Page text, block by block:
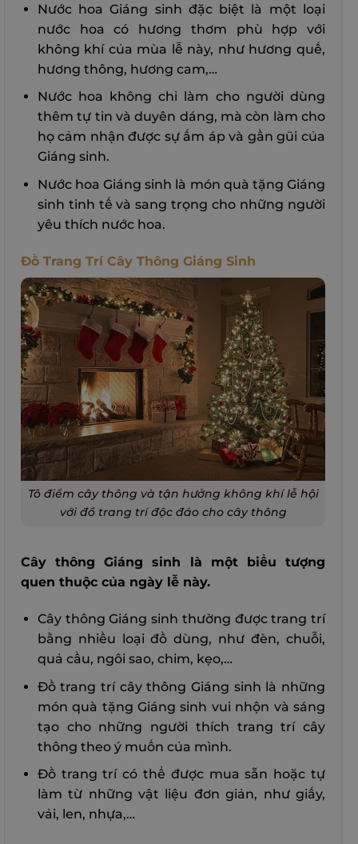
Nước hoa Giáng sinh đặc biệt là một loại
nước hoa có hương thơm phù hợp với
không khí của mùa lễ này, như hương quế,
hương thông, hương cam,…
Nước hoa không chỉ làm cho người dùng
thêm tự tin và duyên dáng, mà còn làm cho
họ cảm nhận được sự ấm áp và gần gũi của
Giáng sinh.
Nước hoa Giáng sinh là món quà tặng Giáng
sinh tinh tế và sang trọng cho những người
yêu thích nước hoa.
Đồ Trang Trí Cây Thông Giáng Sinh
Tô điểm cây thông và tận hưởng không khí lễ hội
với đồ trang trí độc đáo cho cây thông
Cây thông Giáng sinh là một biểu tượng
quen thuộc của ngày lễ này.
Cây thông Giáng sinh thường được trang trí
bằng nhiều loại đồ dùng, như đèn, chuỗi,
quả cầu, ngôi sao, chim, kẹo,…
Đồ trang trí cây thông Giáng sinh là những
món quà tặng Giáng sinh vui nhộn và sáng
tạo cho những người thích trang trí cây
thông theo ý muốn của mình.
Đồ trang trí có thể được mua sẵn hoặc tự
làm từ những vật liệu đơn giản, như giấy,
vải, len, nhựa,…